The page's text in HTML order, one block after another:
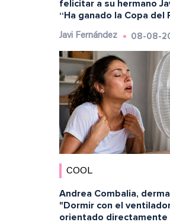
felicitar a su hermano
“Ha ganado la Copa del
Javi Fernández 08-08-
COOL
Andrea Combalia,
"Dormir con el
orientado directamente